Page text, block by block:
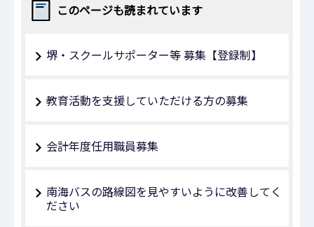
このページも読まれています
堺・スクールサポーター等 募集【登録制】
教育活動を支援していただける方の募集
会計年度任用職員募集
南海バスの路線図を見やすいように改善してく
ださい